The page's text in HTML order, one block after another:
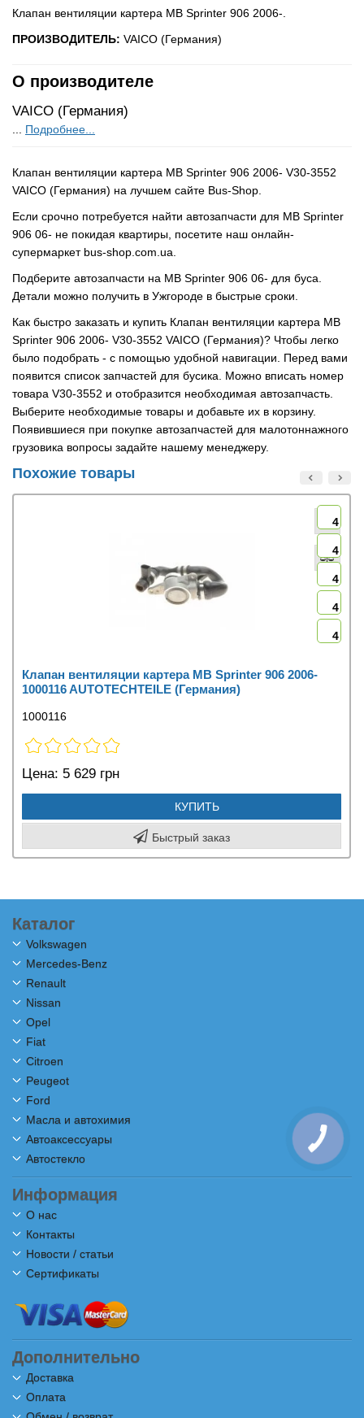
Клапан вентиляции картера MB Sprinter 906 2006-.
ПРОИЗВОДИТЕЛЬ: VAICO (Германия)
О производителе
VAICO (Германия)
Подробнее...
Клапан вентиляции картера MB Sprinter 906 2006- V30-3552
VAICO (Германия) на лучшем сайте Bus-Shop.
Если срочно потребуется найти автозапчасти для MB Sprinter
906 06- не покидая квартиры, посетите наш онлайн-
супермаркет bus-shop.com.ua.
Подберите автозапчасти на MB Sprinter 906 06- для буса.
Детали можно получить в Ужгороде в быстрые сроки.
Как быстро заказать и купить Клапан вентиляции картера MB
Sprinter 906 2006- V30-3552 VAICO (Германия)? Чтобы легко
было подобрать - с помощью удобной навигации. Перед вами
появится список запчастей для бусика. Можно вписать номер
товара V30-3552 и отобразится необходимая автозапчасть.
Выберите необходимые товары и добавьте их в корзину.
Появившиеся при покупке автозапчастей для малотоннажного
грузовика вопросы задайте нашему менеджеру.
Похожие товары
4
4
4
4
4
Клапан вентиляции картера MB Sprinter 906 2006-
1000116 AUTOTECHTEILE (Германия)
1000116
Цена: 5 629 грн
КУПИТЬ
Быстрый заказ
Каталог
Volkswagen
Mercedes-Benz
Renault
Nissan
Opel
Fiat
Citroen
Peugeot
Ford
Масла и автохимия
Автоаксессуары
Автостекло
Информация
О нас
Контакты
Новости / статьи
Сертификаты
Дополнительно
Доставка
Оплата